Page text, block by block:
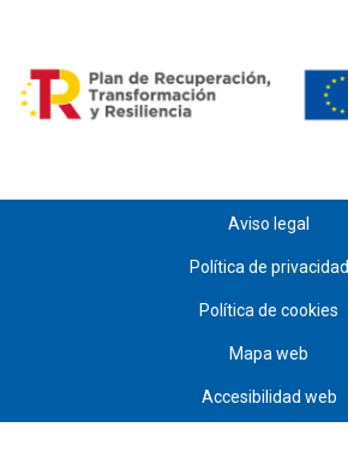
Aviso legal
Política de privacidad
Política de cookies
Mapa web
Accesibilidad web